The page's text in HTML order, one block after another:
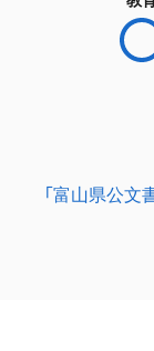
「富山県公文